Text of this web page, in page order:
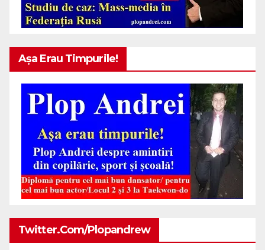
Așa Erau Timpurile!
Twitter.com/plopandrew